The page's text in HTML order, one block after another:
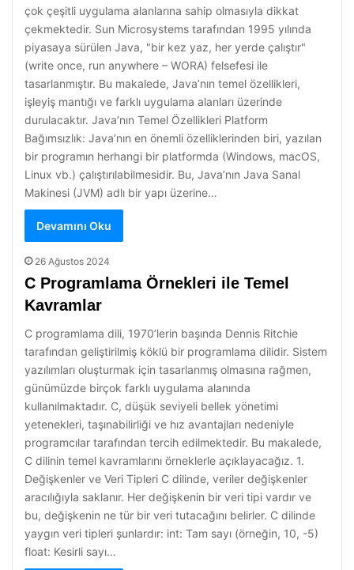
çok çeşitli uygulama alanlarına sahip olmasıyla dikkat
çekmektedir. Sun Microsystems tarafından 1995 yılında
piyasaya sürülen Java, "bir kez yaz, her yerde çalıştır"
(write once, run anywhere – WORA) felsefesi ile
tasarlanmıştır. Bu makalede, Java’nın temel özellikleri,
işleyiş mantığı ve farklı uygulama alanları üzerinde
durulacaktır. Java’nın Temel Özellikleri Platform
Bağımsızlık: Java’nın en önemli özelliklerinden biri, yazılan
bir programın herhangi bir platformda (Windows, macOS,
Linux vb.) çalıştırılabilmesidir. Bu, Java’nın Java Sanal
Makinesi (JVM) adlı bir yapı üzerine…
Devamını Oku
26 Ağustos 2024
C Programlama Örnekleri ile Temel
Kavramlar
C programlama dili, 1970’lerin başında Dennis Ritchie
tarafından geliştirilmiş köklü bir programlama dilidir. Sistem
yazılımları oluşturmak için tasarlanmış olmasına rağmen,
günümüzde birçok farklı uygulama alanında
kullanılmaktadır. C, düşük seviyeli bellek yönetimi
yetenekleri, taşınabilirliği ve hız avantajları nedeniyle
programcılar tarafından tercih edilmektedir. Bu makalede,
C dilinin temel kavramlarını örneklerle açıklayacağız. 1.
Değişkenler ve Veri Tipleri C dilinde, veriler değişkenler
aracılığıyla saklanır. Her değişkenin bir veri tipi vardır ve
bu, değişkenin ne tür bir veri tutacağını belirler. C dilinde
yaygın veri tipleri şunlardır: int: Tam sayı (örneğin, 10, -5)
float: Kesirli sayı…